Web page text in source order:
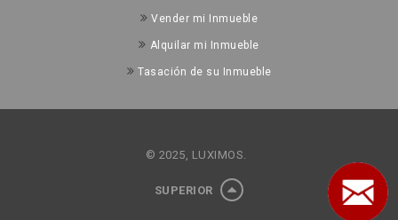
Vender mi Inmueble
Alquilar mi Inmueble
Tasación de su Inmueble
© 2025, LUXIMOS.
SUPERIOR